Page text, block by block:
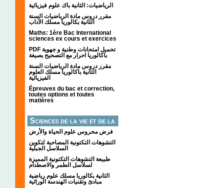
الرياضيات: الثانية باك علوم فيزيائية
مقرر دروس مادة الرياضيات السنة
الثانية بكالوريا مسلك الآداب
Maths: 1ère Bac International
sciences ex cours et exercices
PDF تحميل امتحانات وطنية و جهوية
باكالوريا احرار مع التصحيح بصيغة
مقرر دروس مادة الرياضيات السنة
الثانية باكالوريا مسلك العلوم
الفيزيائية
Épreuves du bac et correction,
toutes options et toutes
matières
Sciences de la vie et de la
terre
فرض محروس علوم الحياة والأرض
التشوهات التكتونیة المصاحبة لتكوین
السلاسل الجبلیة
طبيعة التشوهات التكتونية المميزة
لسلاسل الطمر والاصطدام
الثانية بكالوريا مسلك علوم رياضية
مبادئ وتقنيات الهندسة الوراثية